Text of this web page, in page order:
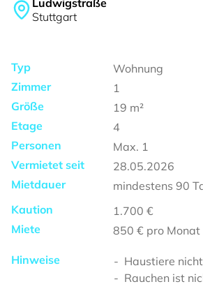
Ludwigstraße
Stuttgart
Typ
Wohnung
Zimmer
1
Größe
19 m²
Etage
4
Personen
Max. 1
Vermietet seit
28.05.2026
Mietdauer
mindestens 90
Kaution
1.700 €
Miete
850 € pro Monat
Hinweise
Haustiere
Rauchen ist